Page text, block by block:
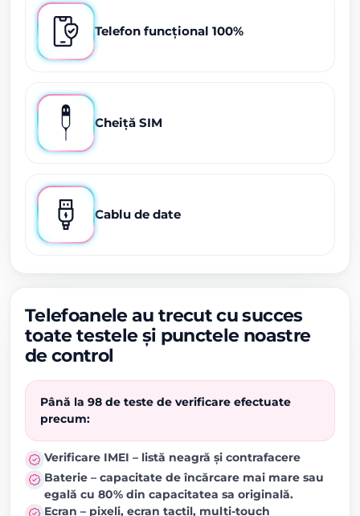
Telefon funcțional 100%
Cheiță SIM
Cablu de date
Telefoanele au trecut cu succes
toate testele și punctele noastre
de control
Până la 98 de teste de verificare efectuate
precum:
Verificare IMEI – listă neagră și contrafacere
Baterie – capacitate de încărcare mai mare sau
egală cu 80% din capacitatea sa originală.
Ecran – pixeli, ecran tactil, multi-touch